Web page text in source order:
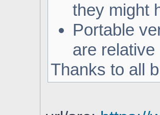
they might
Portable
are relative
Thanks to all